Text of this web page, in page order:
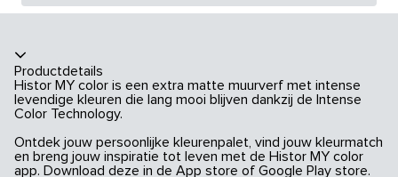
Productdetails
Histor MY color is een extra matte muurverf met intense
levendige kleuren die lang mooi blijven dankzij de Intense
Color Technology.
Ontdek jouw persoonlijke kleurenpalet, vind jouw kleurmatch
en breng jouw inspiratie tot leven met de Histor MY color
app. Download deze in de App store of Google Play store.